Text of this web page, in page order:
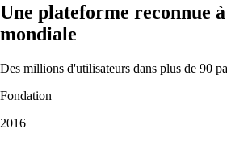
Une plateforme reconnue
mondiale
Des millions d'utilisateurs dans plus de 90
Fondation
2016